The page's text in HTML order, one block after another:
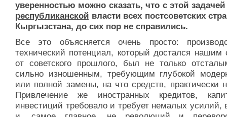
уверенностью можно сказать, что с этой
республиканской власти всех постсоветских
Кыргызстана, до сих пор не справились.
Все это объясняется очень просто:
технический потенциал, который достался нашим
от советского прошлого, был не только
сильно изношенным, требующим глубокой
или полной замены, на что средств, практически
Привлечение же иностранных кредитов,
инвестиций требовало и требует немалых усилий,